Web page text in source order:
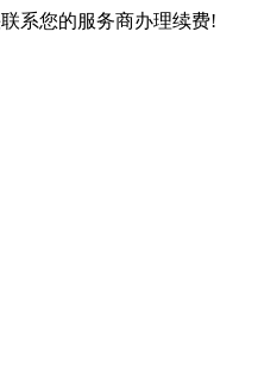
系您的服务商办理续费!